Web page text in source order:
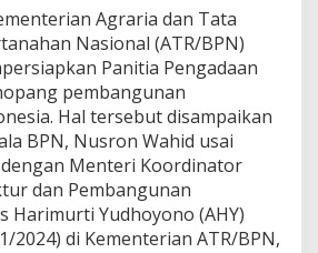
Agraria dan Tata
Nasional (ATR/BPN)
Panitia Pengadaan
pembangunan
Hal tersebut disampaikan
BPN, Nusron Wahid usai
Menteri Koordinator
dan Pembangunan
Harimurti Yudhoyono (AHY)
2024) di Kementerian ATR/BPN,